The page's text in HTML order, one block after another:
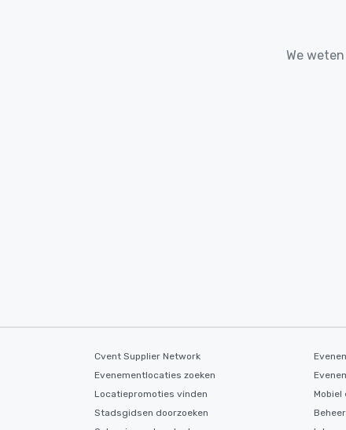
We
Cvent Supplier Network
Evenementlocaties zoeken
Locatiepromoties vinden
Stadsgidsen doorzoeken
Mobiel